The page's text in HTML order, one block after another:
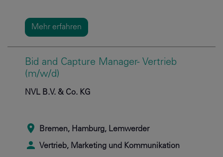
Mehr erfahren
Bid and Capture Manager- Vertrieb
(m/w/d)
NVL B.V. & Co. KG
Bremen, Hamburg, Lemwerder
Vertrieb, Marketing und Kommunikation